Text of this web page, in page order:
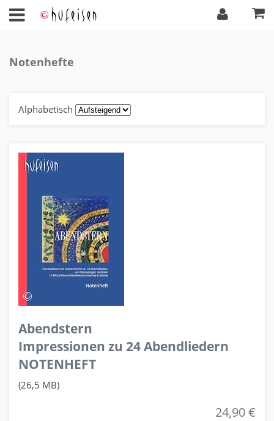
Notenhefte
Alphabetisch
Abendstern
Impressionen zu 24 Abendliedern
NOTENHEFT
(26,5 MB)
24,90 €